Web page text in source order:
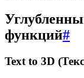
функций#
Text to 3D